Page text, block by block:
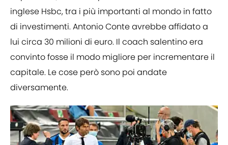
inglese Hsbc, tra i più importanti al mondo in fatto
di investimenti. Antonio Conte avrebbe affidato a
lui circa 30 milioni di euro. Il coach salentino era
convinto fosse il modo migliore per incrementare il
capitale. Le cose però sono poi andate
diversamente.